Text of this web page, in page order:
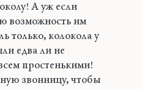
А уж если
возможность им
только, колокола у
едва ли не
простенькими!
звонницу, чтобы